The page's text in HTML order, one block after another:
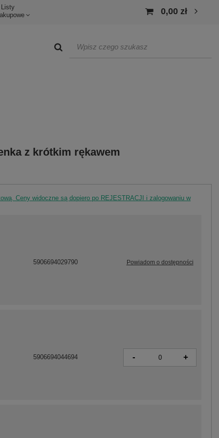
Listy
0,00 zł
z krótkim rękawem
Ceny widoczne są dopiero po REJESTRACJI i zalogowaniu w
5906694044694 - +
5906694029790 Powiadom o dostępności